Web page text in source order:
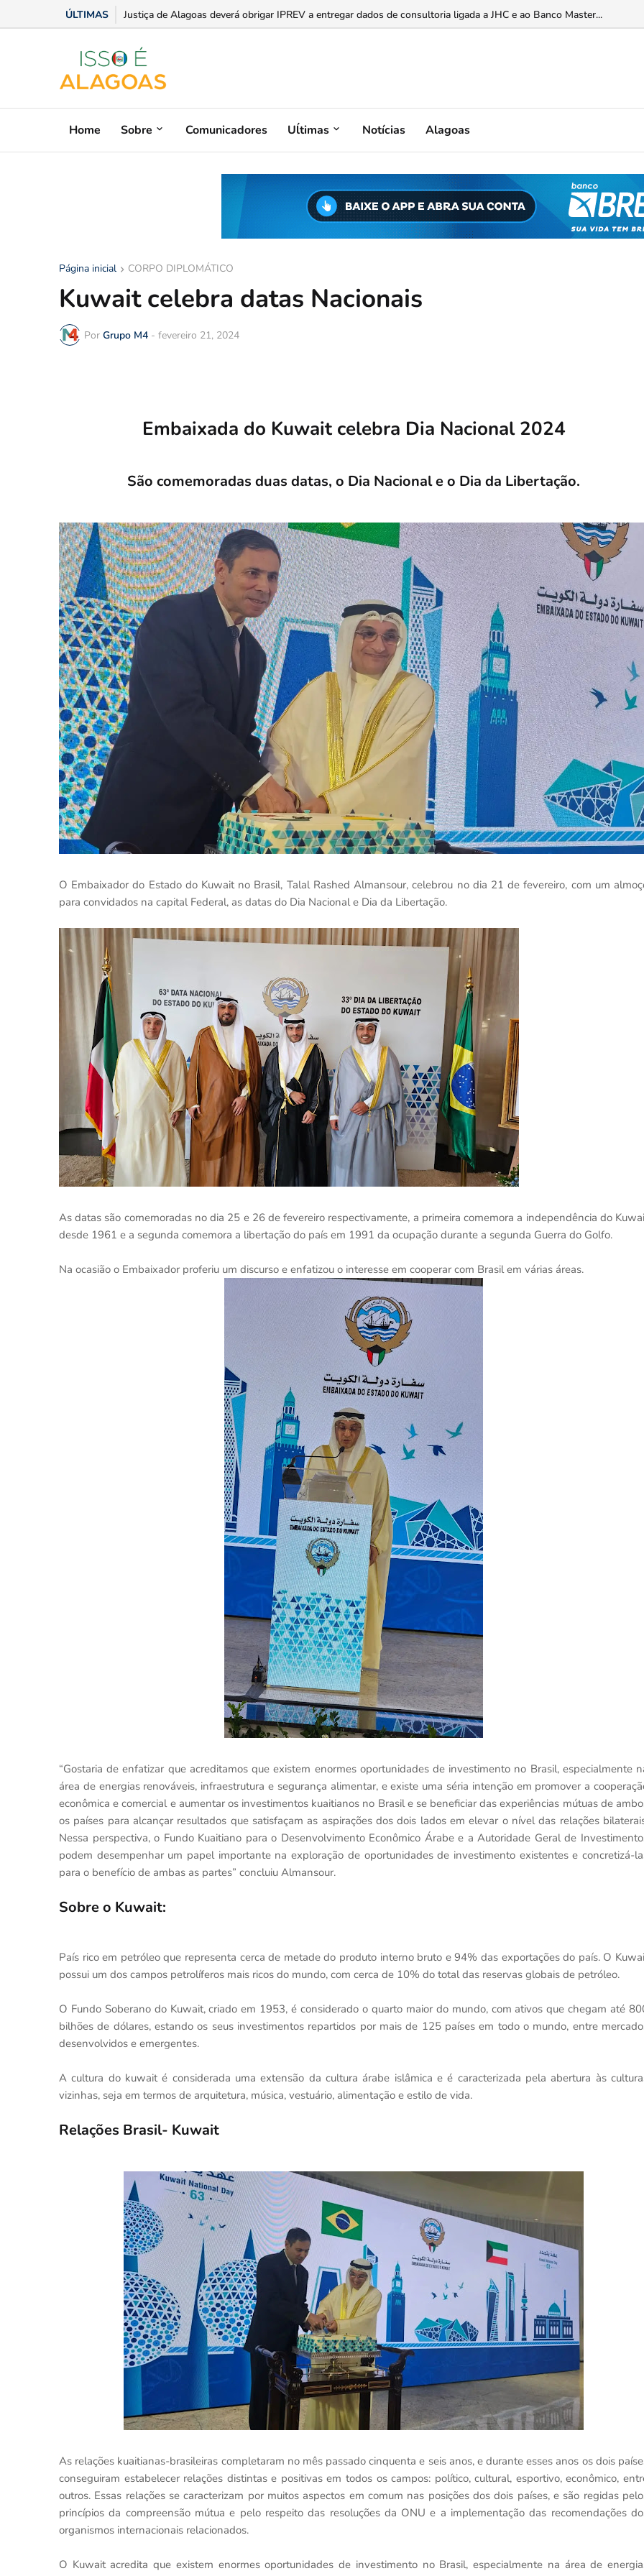
ÚLTIMAS Justiça de Alagoas deverá obrigar IPREV a entregar dados de consultoria ligada a JHC e ao Banco Master...
Sesc-AL recebe Prêmio Théo Brandão da Academia Alagoana de Cultura...
Home Sobre Comunicadores Uĺtimas Notícias Alagoas
Página inicial CORPO DIPLOMÁTICO
Kuwait celebra datas Nacionais
Por Grupo M4 - fevereiro 21, 2024
Embaixada do Kuwait celebra Dia Nacional 2024
São comemoradas duas datas, o Dia Nacional e o Dia da Libertação.
O Embaixador do Estado do Kuwait no Brasil, Talal Rashed Almansour, celebrou no dia 21 de fevereiro, com um
para convidados na capital Federal, as datas do Dia Nacional e Dia da Libertação.
As datas são comemoradas no dia 25 e 26 de fevereiro respectivamente, a primeira comemora a independência do
desde 1961 e a segunda comemora a libertação do país em 1991 da ocupação durante a segunda Guerra do Golfo.
Na ocasião o Embaixador proferiu um discurso e enfatizou o interesse em cooperar com Brasil em várias áreas.
“Gostaria de enfatizar que acreditamos que existem enormes oportunidades de investimento no Brasil, especialmente
área de energias renováveis, infraestrutura e segurança alimentar, e existe uma séria intenção em promover a
econômica e comercial e aumentar os investimentos kuaitianos no Brasil e se beneficiar das experiências mútuas de
os países para alcançar resultados que satisfaçam as aspirações dos dois lados em elevar o nível das relações
Nessa perspectiva, o Fundo Kuaitiano para o Desenvolvimento Econômico Árabe e a Autoridade Geral de
podem desempenhar um papel importante na exploração de oportunidades de investimento existentes e concretizá-
para o benefício de ambas as partes” concluiu Almansour.
Sobre o Kuwait:
País rico em petróleo que representa cerca de metade do produto interno bruto e 94% das exportações do país. O
possui um dos campos petrolíferos mais ricos do mundo, com cerca de 10% do total das reservas globais de petróleo.
O Fundo Soberano do Kuwait, criado em 1953, é considerado o quarto maior do mundo, com ativos que chegam até
bilhões de dólares, estando os seus investimentos repartidos por mais de 125 países em todo o mundo, entre
desenvolvidos e emergentes.
A cultura do kuwait é considerada uma extensão da cultura árabe islâmica e é caracterizada pela abertura às
vizinhas, seja em termos de arquitetura, música, vestuário, alimentação e estilo de vida.
Relações Brasil- Kuwait
As relações kuaitianas-brasileiras completaram no mês passado cinquenta e seis anos, e durante esses anos os dois
conseguiram estabelecer relações distintas e positivas em todos os campos: político, cultural, esportivo, econômico,
outros. Essas relações se caracterizam por muitos aspectos em comum nas posições dos dois países, e são regidas
princípios da compreensão mútua e pelo respeito das resoluções da ONU e a implementação das recomendações
organismos internacionais relacionados.
O Kuwait acredita que existem enormes oportunidades de investimento no Brasil, especialmente na área de